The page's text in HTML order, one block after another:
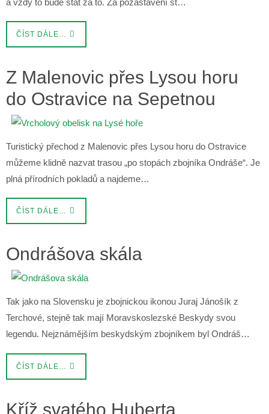
ČÍST DÁLE…
Z Malenovic přes Lysou horu
do Ostravice na Sepetnou
Turistický přechod z Malenovic přes Lysou horu do Ostravice
můžeme klidně nazvat trasou „po stopách zbojníka Ondráše“. Je
plná přírodních pokladů a najdeme…
ČÍST DÁLE…
Ondrášova skála
Tak jako na Slovensku je zbojnickou ikonou Juraj Jánošík z
Terchové, stejně tak mají Moravskoslezské Beskydy svou
legendu. Nejznámějším beskydským zbojníkem byl Ondráš…
ČÍST DÁLE…
Kříž svatého Huberta